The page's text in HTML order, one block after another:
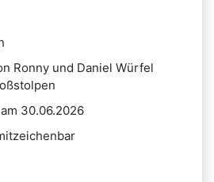
Ronny und Daniel Würfel
30.06.2026